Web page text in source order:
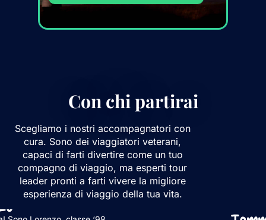
Con chi partirai
Scegliamo i nostri accompagnatori con
cura. Sono dei viaggiatori veterani,
capaci di farti divertire come un tuo
compagno di viaggio, ma esperti tour
leader pronti a farti vivere la migliore
esperienza di viaggio della tua vita.